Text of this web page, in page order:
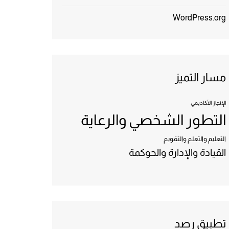
WordPress.org
مسار التميز
الإنجاز الأكاديمي
التطور الشخصي والرعاية
التعليم والتعلم والتقويم
القيادة والإدارة والحوكمة
تطبيق رصد